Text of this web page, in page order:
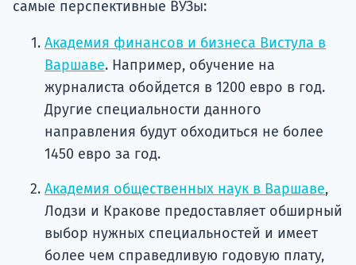
самые перспективные ВУЗы:
Академия финансов и бизнеса Вистула в
Варшаве. Например, обучение на
журналиста обойдется в 1200 евро в год.
Другие специальности данного
направления будут обходиться не более
1450 евро за год.
Академия общественных наук в Варшаве,
Лодзи и Кракове предоставляет обширный
выбор нужных специальностей и имеет
более чем справедливую годовую плату,